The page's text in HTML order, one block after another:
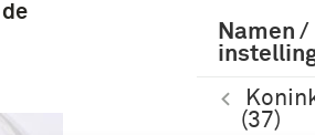
Namen /
(37)